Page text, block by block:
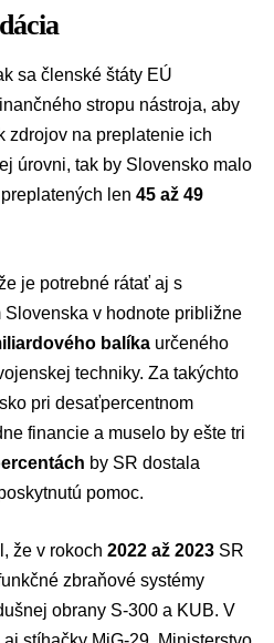
sa členské štáty EÚ
stropu nástroja, aby
zdrojov na preplatenie ich
úrovni, tak by Slovensko malo
len 45 až 49
je potrebné rátať aj s
v hodnote približne
balíka určeného
techniky. Za takýchto
pri desaťpercentnom
financie a muselo by ešte tri
by SR dostala
pomoc.
že v rokoch 2022 až 2023 SR
zbraňové systémy
obrany S-300 a KUB. V